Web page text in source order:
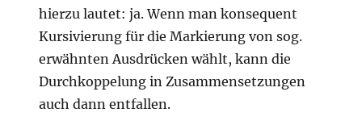
hierzu lautet: ja. Wenn man konsequent
Kursivierung für die Markierung von sog.
erwähnten Ausdrücken wählt, kann die
Durchkoppelung in Zusammensetzungen
auch dann entfallen.